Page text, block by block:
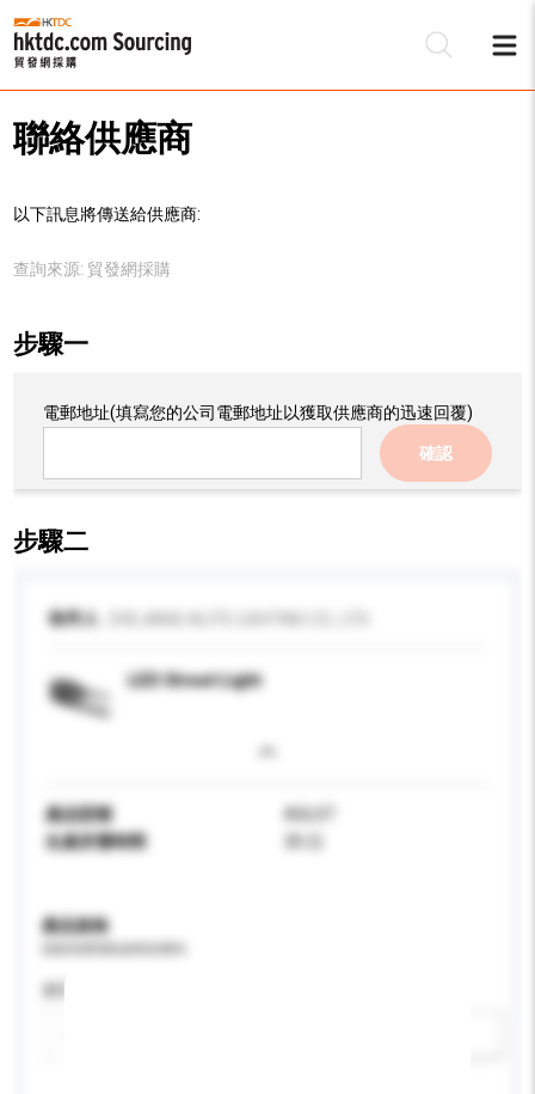
聯絡供應商
以下訊息將傳送給供應商:
查詢來源: 貿發網採購
步驟一
電郵地址(填寫您的公司電郵地址以獲取供應商的迅速回覆)
確認
步驟二
收件人
LED Street Light
產品型號
ASL07
生產所需時間
30 日
產品規格